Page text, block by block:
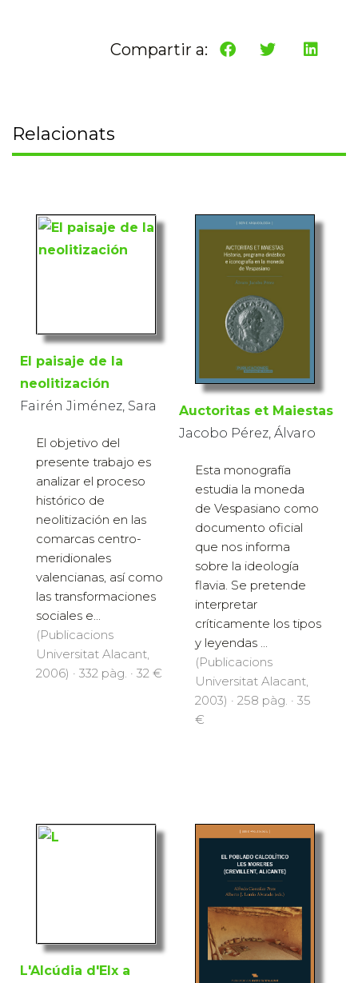
Compartir a:
Relacionats
El paisaje de la
neolitización
Fairén Jiménez, Sara
El objetivo del
presente trabajo es
analizar el proceso
histórico de
neolitización en las
comarcas centro-
meridionales
valencianas, así como
las transformaciones
sociales e...
(Publicacions
Universitat Alacant,
2006) · 332 pàg. · 32 €
Auctoritas et Maiestas
Jacobo Pérez, Álvaro
Esta monografía
estudia la moneda
de Vespasiano como
documento oficial
que nos informa
sobre la ideología
flavia. Se pretende
interpretar
críticamente los tipos
y leyendas ...
(Publicacions
Universitat Alacant,
2003) · 258 pàg. · 35
€
L'Alcúdia d'Elx a